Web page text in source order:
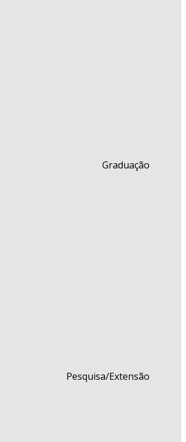
Graduação
Pesquisa/Extensão